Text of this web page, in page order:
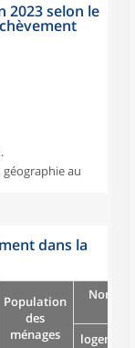
2023 selon le
au
dans la
Population
des
ménages
logement